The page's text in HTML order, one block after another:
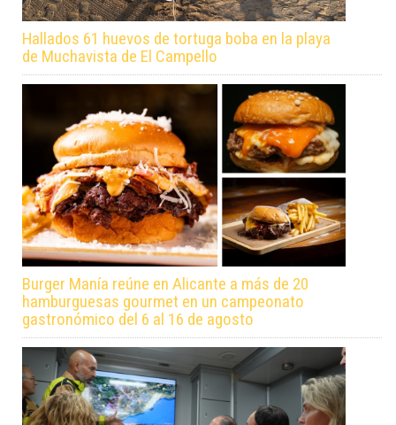
Hallados 61 huevos de tortuga boba en la playa
de Muchavista de El Campello
Burger Manía reúne en Alicante a más de 20
hamburguesas gourmet en un campeonato
gastronómico del 6 al 16 de agosto